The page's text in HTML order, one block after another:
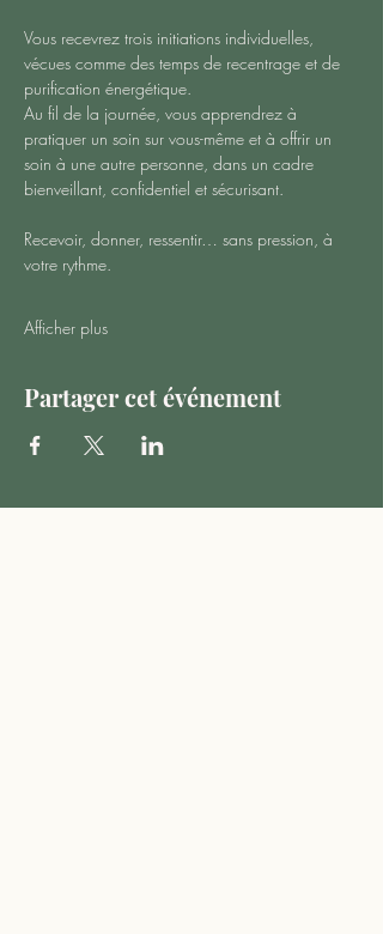
Vous recevrez trois initiations individuelles,
vécues comme des temps de recentrage et de
purification énergétique.
Au fil de la journée, vous apprendrez à
pratiquer un soin sur vous-même et à offrir un
soin à une autre personne, dans un cadre
bienveillant, confidentiel et sécurisant.
Recevoir, donner, ressentir… sans pression, à
votre rythme.
Afficher plus
Partager cet événement